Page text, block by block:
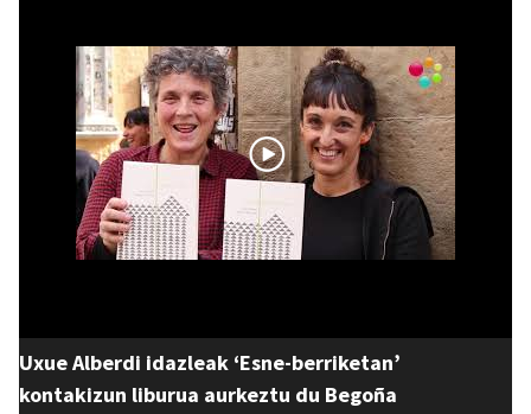
Uxue Alberdi idazleak ‘Esne-berriketan’
kontakizun liburua aurkeztu du Begoña